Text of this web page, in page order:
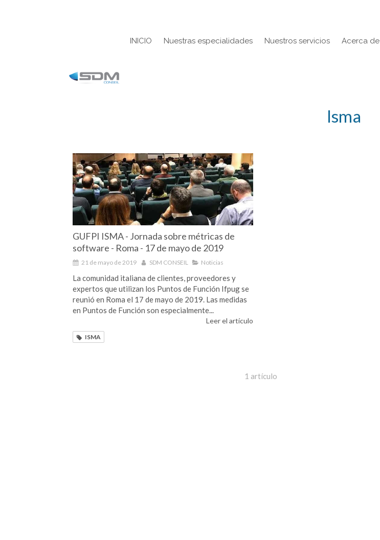
INICIO Nuestras especialidades Nuestros servicios Acerca de
Isma
GUFPI ISMA - Jornada sobre métricas de
software - Roma - 17 de mayo de 2019
21 de mayo de 2019 SDM CONSEIL Noticias
La comunidad italiana de clientes, proveedores y
expertos que utilizan los Puntos de Función Ifpug se
reunió en Roma el 17 de mayo de 2019. Las medidas
en Puntos de Función son especialmente...
Leer el artículo
ISMA
1 artículo